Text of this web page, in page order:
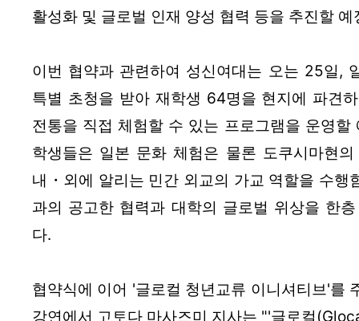
활성화 및 글로벌 인재 양성 협력 등을 추진할 예
이번 협약과 관련하여 성신여대는 오는 25일,
특별 초청을 받아 재학생 64명을 현지에 파견
전통을 직접 체험할 수 있는 프로그램을 운영
학생들은 일본 문화 체험은 물론 도쿠시마현
내・외에 알리는 민간 외교의 가교 역할을 수행
과의 공고한 협력과 대학의 글로벌 위상을 한
다.
협약식에 이어 '글로컬 청년교류 이니셔티브'를
강연에서 고토다 마사즈미 지사는 "'글로컬